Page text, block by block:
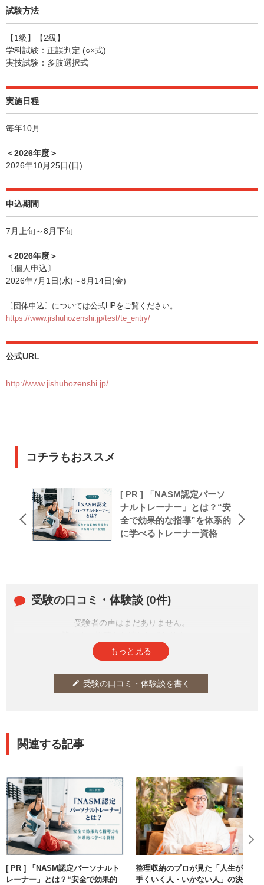
試験方法
【1級】【2級】
学科試験：正誤判定 (○×式)
実技試験：多肢選択式
実施日程
毎年10月
＜2026年度＞
2026年10月25日(日)
申込期間
7月上旬～8月下旬
＜2026年度＞
〔個人申込〕
2026年7月1日(水)～8月14日(金)
〔団体申込〕については公式HPをご覧ください。
https://www.jishuhozenshi.jp/test/te_entry/
公式URL
http://www.jishuhozenshi.jp/
コチラもおススメ
[ PR ] 「NASM認定パーソ
ナルトレーナー」とは？“安
全で効果的な指導”を体系的
に学べるトレーナー資格
受験の口コミ・体験談 (0件)
受験者の声はまだありません。
もっと見る
edit 受験の口コミ・体験談を書く
関連する記事
[ PR ] 「NASM認定パーソナルト
レーナー」とは？“安全で効果的
整理収納のプロが見た「人生が上
手くいく人・いかない人」の決定